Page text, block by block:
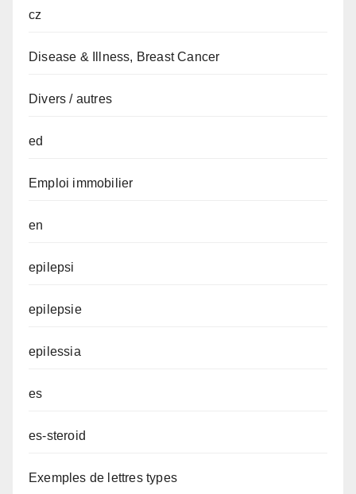
cz
Disease & Illness, Breast Cancer
Divers / autres
ed
Emploi immobilier
en
epilepsi
epilepsie
epilessia
es
es-steroid
Exemples de lettres types